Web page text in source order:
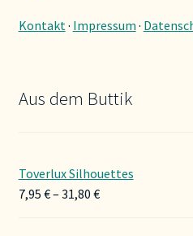
Kontakt · Impressum ·
Aus dem Buttik
Toverlux Silhouettes
7,95 €– 31,80 €Preisspanne: